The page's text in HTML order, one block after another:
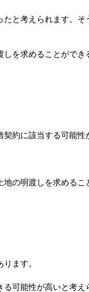
と考えられます。そ
を求めることができ
約に該当する可能性
の明渡しを求めるこ
ます。
可能性が高いと考え